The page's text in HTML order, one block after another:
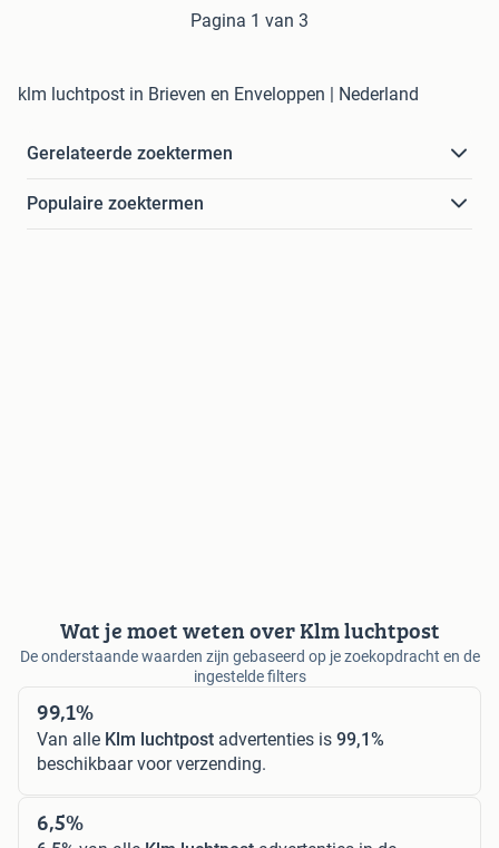
Pagina 1 van 3
klm luchtpost in Brieven en Enveloppen | Nederland
Gerelateerde zoektermen
Populaire zoektermen
Wat je moet weten over Klm luchtpost
De onderstaande waarden zijn gebaseerd op je zoekopdracht en de
ingestelde filters
99,1%
Van alle Klm luchtpost advertenties is 99,1%
beschikbaar voor verzending.
6,5%